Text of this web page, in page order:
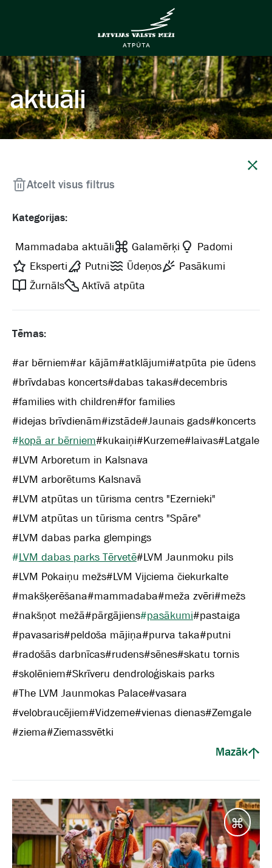
aktuāli
Kategorijas:
Mammadaba aktuāli Galamērķi
Padomi
Eksperti
Putni Ūdeņos
Pasākumi
Žurnāls
Aktīvā atpūta
Tēmas:
#ar bērniem#ar kājām#atklājumi#atpūta pie ūdens
#brīvdabas koncerts#dabas takas#decembris
#families with children#for families
#idejas brīvdienām#izstāde#Jaunais gads#koncerts
#kopā ar bērniem#kukaiņi#Kurzeme#laivas#Latgale
#LVM Arboretum in Kalsnava
#LVM arborētums Kalsnavā
#LVM atpūtas un tūrisma centrs "Ezernieki"
#LVM atpūtas un tūrisma centrs "Spāre"
#LVM dabas parka glempings
#LVM dabas parks Tērvetē#LVM Jaunmoku pils
#LVM Pokaiņu mežs#LVM Vijciema čiekurkalte
#makšķerēšana#mammadaba#meža zvēri#mežs
#nakšņot mežā#pārgājiens#pasākumi#pastaiga
#pavasaris#peldoša mājiņa#purva taka#putni
#radošās darbnīcas#rudens#sēnes#skatu tornis
#skolēniem#Skrīveru dendroloģiskais parks
#The LVM Jaunmokas Palace#vasara
#velobraucējiem#Vidzeme#vienas dienas#Zemgale
#ziema#Ziemassvētki
Mazāk
Atcelt visus filtrus